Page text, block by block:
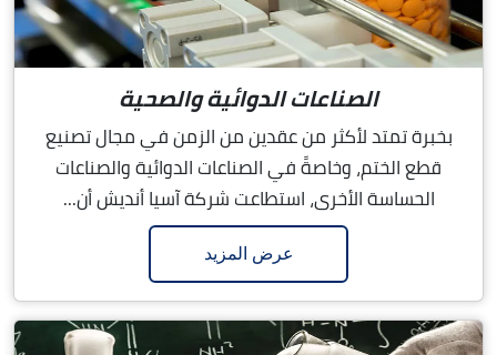
الصناعات الدوائية والصحية
بخبرة تمتد لأكثر من عقدين من الزمن في مجال تصنيع
قطع الختم، وخاصةً في الصناعات الدوائية والصناعات
الحساسة الأخرى، استطاعت شركة آسيا أنديش أن...
عرض المزيد